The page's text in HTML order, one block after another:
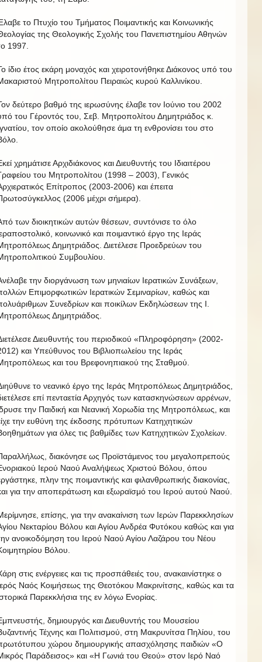
το Πτυχίο του Τμήματος Ποιμαντικής και Κοινωνικής
της Θεολογικής Σχολής του Πανεπιστημίου Αθηνών
1997.
ίδιο έτος εκάρη μοναχός και χειροτονήθηκε Διάκονος υπό του
Μητροπολίτου Πειραιώς κυρού Καλλινίκου.
δεύτερο βαθμό της ιερωσύνης έλαβε τον Ιούνιο του 2002
του Γέροντός του, Σεβ. Μητροπολίτου Δημητριάδος κ.
τον οποίο ακολούθησε άμα τη ενθρονίσει του στο
χρημάτισε Αρχιδιάκονος και Διευθυντής του Ιδιαιτέρου
του Μητροπολίτου (1998 – 2003), Γενικός
Επίτροπος (2003-2006) και έπειτα
(2006 μέχρι σήμερα).
των διοικητικών αυτών θέσεων, συντόνισε το όλο
κοινωνικό και ποιμαντικό έργο της Ιεράς
Δημητριάδος. Διετέλεσε Προεδρεύων του
Συμβουλίου.
την διοργάνωση των μηνιαίων Ιερατικών Συνάξεων,
Επιμορφωτικών Ιερατικών Σεμιναρίων, καθώς και
Συνεδρίων και ποικίλων Εκδηλώσεων της Ι.
Δημητριάδος.
Διευθυντής του περιοδικού «Πληροφόρηση» (2002-
και Υπεύθυνος του Βιβλιοπωλείου της Ιεράς
και του Βρεφονηπιακού της Σταθμού.
το νεανικό έργο της Ιεράς Μητροπόλεως Δημητριάδος,
επί πενταετία Αρχηγός των κατασκηνώσεων αρρένων,
την Παιδική και Νεανική Χορωδία της Μητροπόλεως, και
την ευθύνη της έκδοσης πρότυπων Κατηχητικών
για όλες τις βαθμίδες των Κατηχητικών Σχολείων.
διακόνησε ως Προϊστάμενος του μεγαλοπρεπούς
Ιερού Ναού Αναλήψεως Χριστού Βόλου, όπου
πλην της ποιμαντικής και φιλανθρωπικής διακονίας,
για την αποπεράτωση και εξωραϊσμό του Ιερού αυτού Ναού.
επίσης, για την ανακαίνιση των Ιερών Παρεκκλησίων
Νεκταρίου Βόλου και Αγίου Ανδρέα Φυτόκου καθώς και για
ανοικοδόμηση του Ιερού Ναού Αγίου Λαζάρου του Νέου
Βόλου.
στις ενέργειες και τις προσπάθειές του, ανακαινίστηκε ο
Ναός Κοιμήσεως της Θεοτόκου Μακρινίτσης, καθώς και τα
Παρεκκλήσια της εν λόγω Ενορίας.
δημιουργός και Διευθυντής του Μουσείου
Τέχνης και Πολιτισμού, στη Μακρυνίτσα Πηλίου, του
χώρου δημιουργικής απασχόλησης παιδιών «Ο
Παράδεισος» και «Η Γωνιά του Θεού» στον Ιερό Ναό